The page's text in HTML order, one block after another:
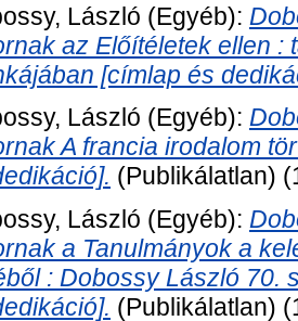
László (Egyéb):
az Előítéletek ellen
[címlap és
László (Egyéb):
A francia irodalom
(Publikálatlan)
László (Egyéb):
a Tanulmányok a
: Dobossy László 70.
(Publikálatlan)